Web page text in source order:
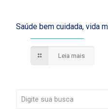
Saúde bem cuidada, vida
Leia mais